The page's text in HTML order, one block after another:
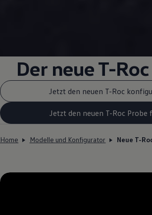
Der neue T-
Jetzt den neuen T-Roc
Jetzt den neuen T-Roc Probe
Home Modelle und Konfigurator Neue T-